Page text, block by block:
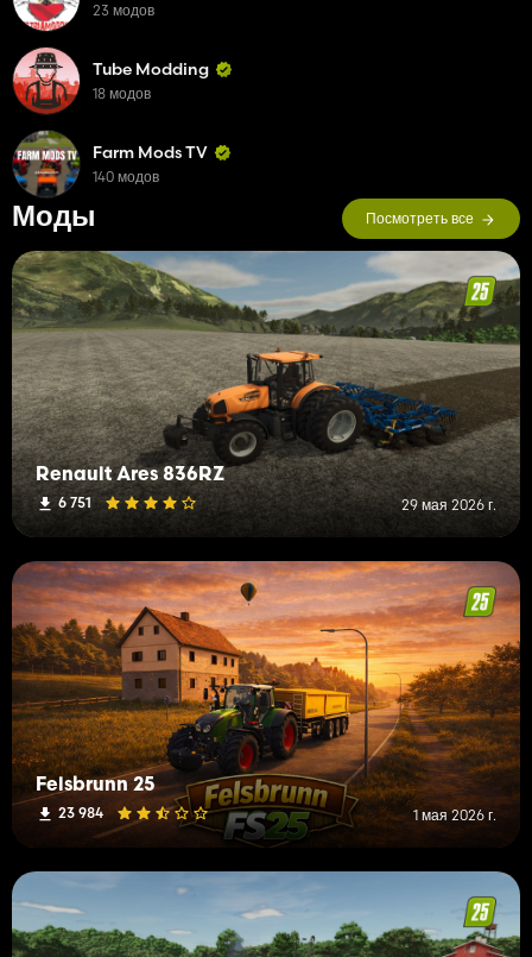
Моды Посмотреть все
Renault Ares 836RZ
6 751 29 мая 2026 г.
Felsbrunn 25
23 984 1 мая 2026 г.
23 модов
Tube Modding
18 модов
Farm Mods TV
140 модов